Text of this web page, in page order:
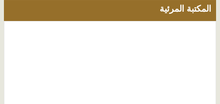
المكتبة المرئية